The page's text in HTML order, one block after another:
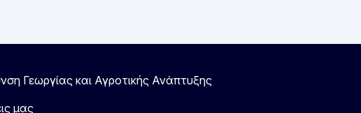
Γεωργίας και Αγροτικής Ανάπτυξης
μας